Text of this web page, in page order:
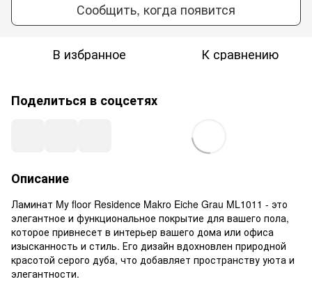
Сообщить, когда появится
В избранное К сравнению
Поделиться в соцсетях
Описание
Ламинат My floor Residence Makro Eiche Grau ML1011 - это
элегантное и функциональное покрытие для вашего пола,
которое привнесет в интерьер вашего дома или офиса
изысканность и стиль. Его дизайн вдохновлен природной
красотой серого дуба, что добавляет пространству уюта и
элегантности.